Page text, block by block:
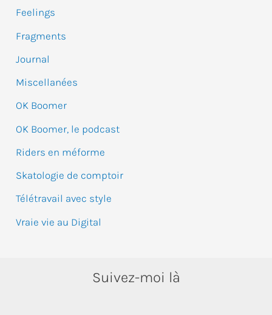
h
e
r
Feelings
Fragments
Journal
Miscellanées
OK Boomer
OK Boomer, le podcast
Riders en méforme
Skatologie de comptoir
Télétravail avec style
Vraie vie au Digital
Suivez-moi là